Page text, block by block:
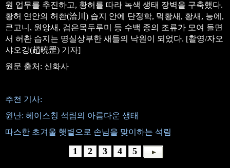
원 업무를 추진하고, 황허를 따라 녹색 생태 장벽을 구축했다.
황허 연안의 허촨(洽川) 습지 안에 단정학, 먹황새, 황새, 능에,
큰고니, 원앙새, 검은목두루미 등 수백 종의 조류가 모여 들면
서 허촨 습지는 명실상부한 새들의 낙원이 되었다. [촬영/자오
샤오강(趙曉罡) 기자]
원문 출처: 신화사
추천 기사:
윈난: 헤이스칭 석림의 아름다운 생태
따스한 초겨울 햇볕으로 손님을 맞이하는 석림
1 2 3 4 5